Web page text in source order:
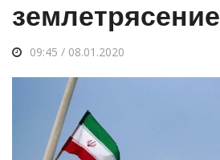
землетрясение
09:45 / 08.01.2020